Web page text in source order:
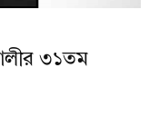
৩১তম